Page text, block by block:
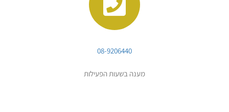
08-9206440
מענה בשעות הפעילות